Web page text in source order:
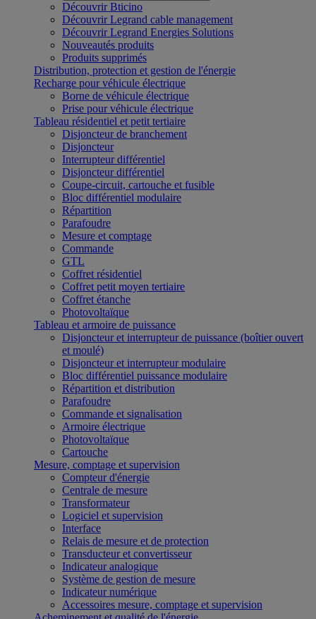
Découvrir Bticino
Découvrir Legrand cable management
Découvrir Legrand Energies Solutions
Nouveautés produits
Produits supprimés
Distribution, protection et gestion de l'énergie
Recharge pour véhicule électrique
Borne de véhicule électrique
Prise pour véhicule électrique
Tableau résidentiel et petit tertiaire
Disjoncteur de branchement
Disjoncteur
Interrupteur différentiel
Disjoncteur différentiel
Coupe-circuit, cartouche et fusible
Bloc différentiel modulaire
Répartition
Parafoudre
Mesure et comptage
Commande
GTL
Coffret résidentiel
Coffret petit moyen tertiaire
Coffret étanche
Photovoltaïque
Tableau et armoire de puissance
Disjoncteur et interrupteur de puissance (boîtier ouvert
et moulé)
Disjoncteur et interrupteur modulaire
Bloc différentiel puissance modulaire
Répartition et distribution
Parafoudre
Commande et signalisation
Armoire électrique
Photovoltaïque
Cartouche
Mesure, comptage et supervision
Compteur d'énergie
Centrale de mesure
Transformateur
Logiciel et supervision
Interface
Relais de mesure et de protection
Transducteur et convertisseur
Indicateur analogique
Système de gestion de mesure
Indicateur numérique
Accessoires mesure, comptage et supervision